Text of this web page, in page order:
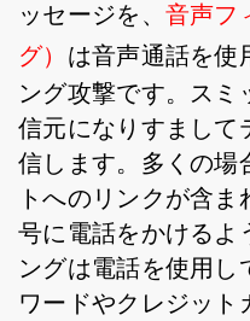
ッセージを、 音声フ
グ） は音声通話を使
ング攻撃です。スミ
信元になりすまして
信します。多くの場
トへのリンクが含
号に電話をかけるよ
ングは電話を使用し
ワードやクレジット